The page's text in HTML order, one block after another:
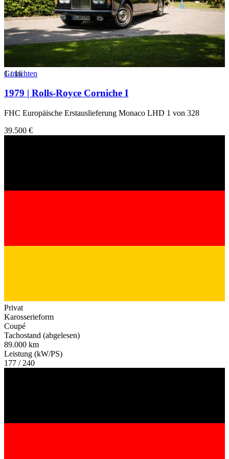
1/16
Gutachten
1979 | Rolls-Royce Corniche I
FHC Europäische Erstauslieferung Monaco LHD 1 von 328
39.500 €
Privat
Karosserieform
Coupé
Tachostand (abgelesen)
89.000 km
Leistung (kW/PS)
177 / 240